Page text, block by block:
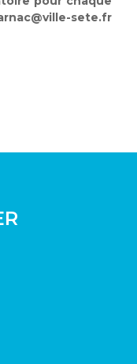
sete.fr